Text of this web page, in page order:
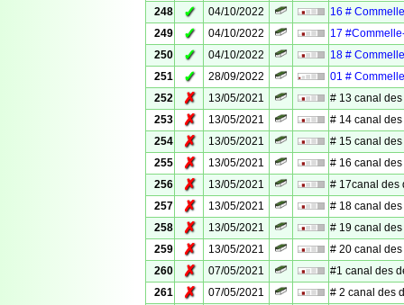
248
✓ 04/10/2022
16 #
249
✓ 04/10/2022
17
250
✓ 04/10/2022
18 #
251
✓ 28/09/2022
01 #
252
✗ 13/05/2021
# 13 canal
253
✗ 13/05/2021
# 14 canal
254
✗ 13/05/2021
# 15 canal
255
✗ 13/05/2021
# 16 canal
256
✗ 13/05/2021
# 17canal des
257
✗ 13/05/2021
# 18 canal
258
✗ 13/05/2021
# 19 canal
259
✗ 13/05/2021
# 20 canal
260
✗ 07/05/2021
#1 canal des
261
✗ 07/05/2021
# 2 canal des